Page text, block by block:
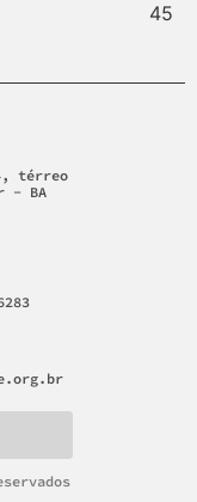
térreo
- BA